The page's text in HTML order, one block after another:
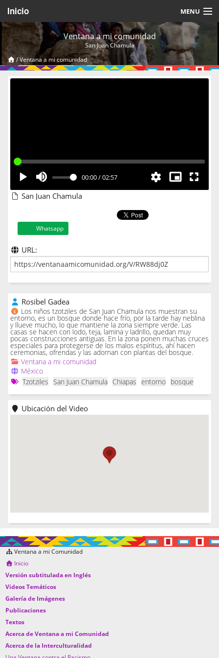
Inicio MENU
Acerca de
Videos Temáticos
Cerrar Sesión
Ventana a mi comunidad
San Juan Chamula
/Ventana a mi comunidad
00:00/02:57
San Juan Chamula
Whatsapp
URL:
Rosibel Gadea
Los niños tzotziles de San Juan Chamula nos muestran su
entorno, es un bosque donde hace frío, por la tarde hay neblina
y llueve mucho, lo que mantiene la zona siempre verde. Las
casas se hacen con lodo, teja, lamina y ladrillo, quedan muy
pocas construcciones antiguas. En la zona ponen muchas cruces
especiales para protegerse de los malos espíritus, ahí hacen
ceremonias, ofrendas y las adornan con plantas del bosque.
Ventana a mi comunidad
México
Tzotziles
San Juan Chamula Chiapas entorno bosque
Ubicación del Video
Ventana a mi Comunidad
Inicio
Versión subtitulada en Inglés
Videos Temáticos
Galería de Imágenes
Publicaciones
Textos
Acerca de Ventana a mi Comunidad
Acerca de la Interculturalidad